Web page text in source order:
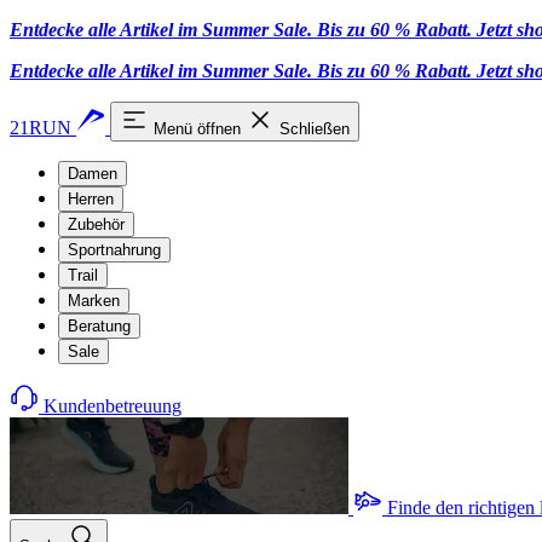
Entdecke alle Artikel im Summer Sale. Bis zu 60 % Rabatt. Jetzt
Entdecke alle Artikel im Summer Sale. Bis zu 60 % Rabatt. Jetzt
21RUN Menü öffnen Schließen
Damen
Herren
Zubehör
Sportnahrung
Trail
Marken
Beratung
Sale
Kundenbetreuung
Finde den richtigen